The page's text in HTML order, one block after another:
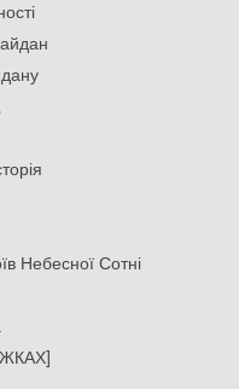
Небесної Сотні